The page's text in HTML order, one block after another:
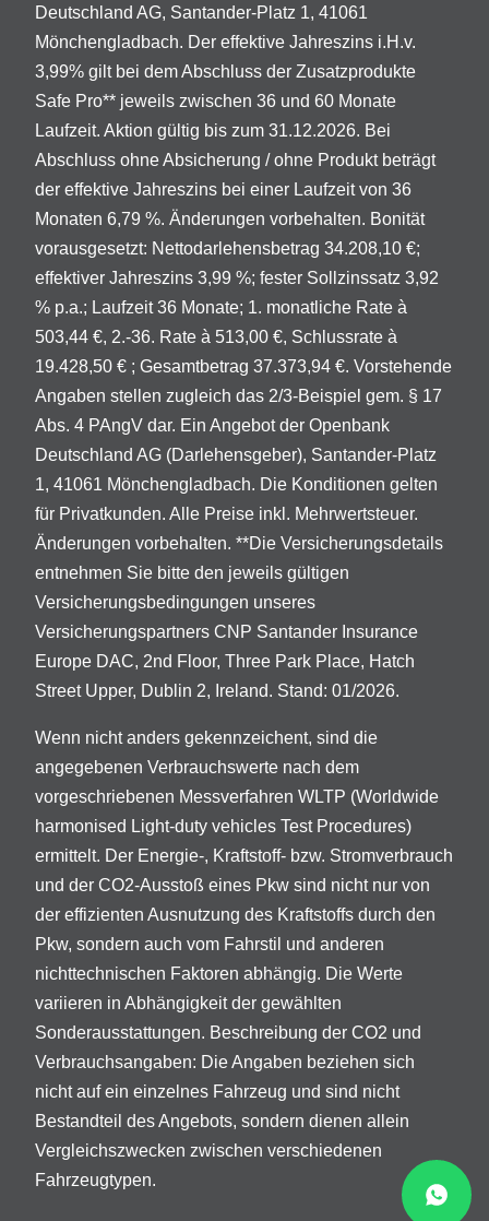
Deutschland AG, Santander-Platz 1, 41061
Mönchengladbach. Der effektive Jahreszins i.H.v.
3,99% gilt bei dem Abschluss der Zusatzprodukte
Safe Pro** jeweils zwischen 36 und 60 Monate
Laufzeit. Aktion gültig bis zum 31.12.2026. Bei
Abschluss ohne Absicherung / ohne Produkt beträgt
der effektive Jahreszins bei einer Laufzeit von 36
Monaten 6,79 %. Änderungen vorbehalten. Bonität
vorausgesetzt: Nettodarlehensbetrag 34.208,10 €;
effektiver Jahreszins 3,99 %; fester Sollzinssatz 3,92
% p.a.; Laufzeit 36 Monate; 1. monatliche Rate à
503,44 €, 2.-36. Rate à 513,00 €, Schlussrate à
19.428,50 € ; Gesamtbetrag 37.373,94 €. Vorstehende
Angaben stellen zugleich das 2/3-Beispiel gem. § 17
Abs. 4 PAngV dar. Ein Angebot der Openbank
Deutschland AG (Darlehensgeber), Santander-Platz
1, 41061 Mönchengladbach. Die Konditionen gelten
für Privatkunden. Alle Preise inkl. Mehrwertsteuer.
Änderungen vorbehalten. **Die Versicherungsdetails
entnehmen Sie bitte den jeweils gültigen
Versicherungsbedingungen unseres
Versicherungspartners CNP Santander Insurance
Europe DAC, 2nd Floor, Three Park Place, Hatch
Street Upper, Dublin 2, Ireland. Stand: 01/2026.
Wenn nicht anders gekennzeichent, sind die
angegebenen Verbrauchswerte nach dem
vorgeschriebenen Messverfahren WLTP (Worldwide
harmonised Light-duty vehicles Test Procedures)
ermittelt. Der Energie-, Kraftstoff- bzw. Stromverbrauch
und der CO2-Ausstoß eines Pkw sind nicht nur von
der effizienten Ausnutzung des Kraftstoffs durch den
Pkw, sondern auch vom Fahrstil und anderen
nichttechnischen Faktoren abhängig. Die Werte
variieren in Abhängigkeit der gewählten
Sonderausstattungen. Beschreibung der CO2 und
Verbrauchsangaben: Die Angaben beziehen sich
nicht auf ein einzelnes Fahrzeug und sind nicht
Bestandteil des Angebots, sondern dienen allein
Vergleichszwecken zwischen verschiedenen
Fahrzeugtypen.